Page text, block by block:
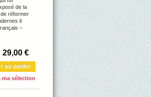
de la
de réformer
il
–
29,00 €
au panier
ma sélection